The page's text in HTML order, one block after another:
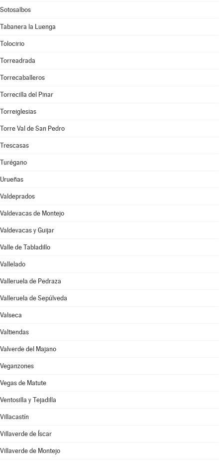
Sotosalbos
Tabanera la Luenga
Tolocirio
Torreadrada
Torrecaballeros
Torrecilla del Pinar
Torreiglesias
Torre Val de San Pedro
Trescasas
Turégano
Urueñas
Valdeprados
Valdevacas de Montejo
Valdevacas y Guijar
Valle de Tabladillo
Vallelado
Valleruela de Pedraza
Valleruela de Sepúlveda
Valseca
Valtiendas
Valverde del Majano
Veganzones
Vegas de Matute
Ventosilla y Tejadilla
Villacastín
Villaverde de Íscar
Villaverde de Montejo